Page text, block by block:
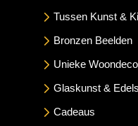
Tussen Kunst &
Bronzen Beelden
Unieke
Glaskunst &
Cadeaus